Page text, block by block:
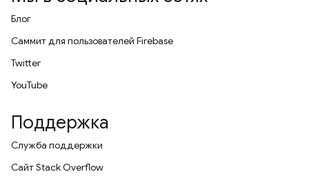
Блог
Саммит для пользователей Firebase
Twitter
YouTube
Поддержка
Служба поддержки
Сайт Stack Overflow